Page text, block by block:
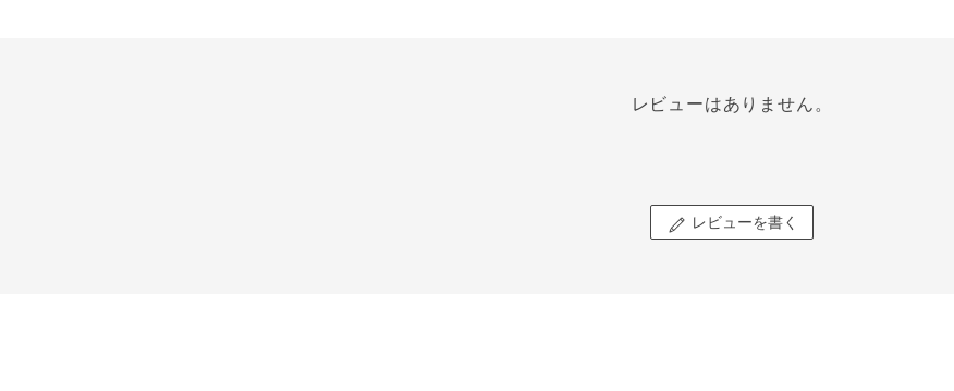
レビューはありません。
レビューを書く